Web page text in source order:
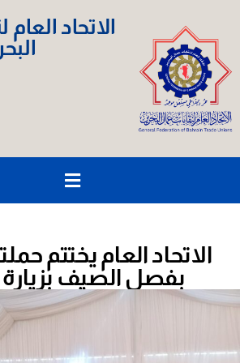
الاتحاد
الاتحاد العام يختتم
بفصل الصيف بزيارة